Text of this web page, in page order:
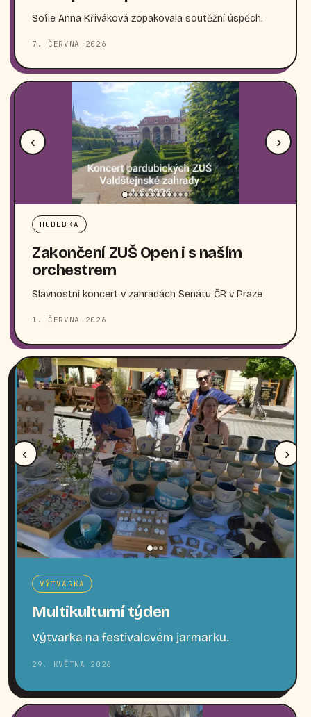
Sofie Anna Křiváková zopakovala soutěžní úspěch.
7. ČERVNA 2026
‹ ›
HUDEBKA
Zakončení ZUŠ Open i s naším
orchestrem
Slavnostní koncert v zahradách Senátu ČR v Praze
1. ČERVNA 2026
‹ ›
VÝTVARKA
Multikulturní týden
Výtvarka na festivalovém jarmarku.
29. KVĚTNA 2026